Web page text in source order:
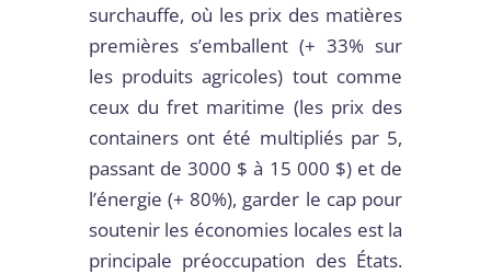
surchauffe, où les prix des matières
premières s’emballent (+ 33% sur
les produits agricoles) tout comme
ceux du fret maritime (les prix des
containers ont été multipliés par 5,
passant de 3000 $ à 15 000 $) et de
l’énergie (+ 80%), garder le cap pour
soutenir les économies locales est la
principale préoccupation des États.